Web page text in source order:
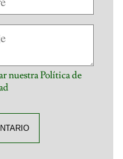
nuestra Política de